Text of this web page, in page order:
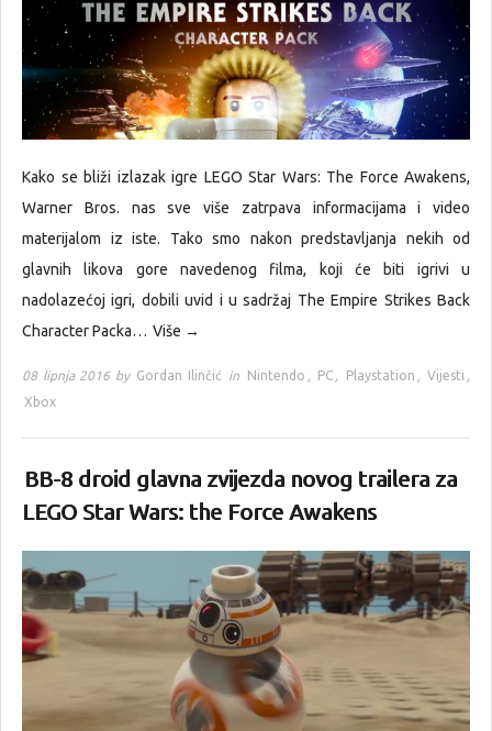
Kako se bliži izlazak igre LEGO Star Wars: The Force Awakens,
Warner Bros. nas sve više zatrpava informacijama i video
materijalom iz iste. Tako smo nakon predstavljanja nekih od
glavnih likova gore navedenog filma, koji će biti igrivi u
nadolazećoj igri, dobili uvid i u sadržaj The Empire Strikes Back
Character Packa… Više →
08 lipnja 2016 by Gordan Ilinčić in Nintendo , PC , Playstation , Vijesti ,
Xbox
BB-8 droid glavna zvijezda novog trailera za
LEGO Star Wars: the Force Awakens